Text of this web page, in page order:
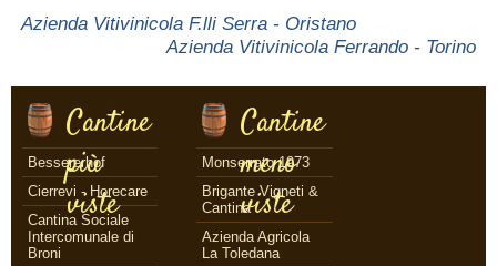
Azienda Vitivinicola F.lli Serra - Oristano
Azienda Vitivinicola Ferrando - Torino
Cantine
più
viste
Bessererhof
Cierrevi - Horecare
Cantina Sociale
Intercomunale di
Broni
Cantine
meno
viste
Monserrato 1973
Brigante Vigneti &
Cantina
Azienda Agricola
La Toledana